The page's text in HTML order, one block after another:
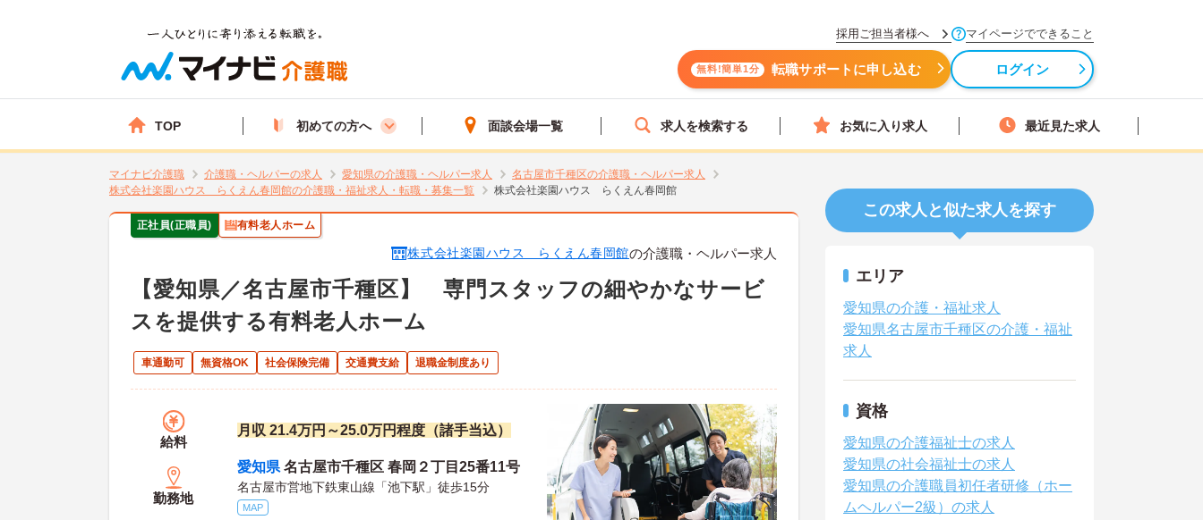
採用ご担当者様へ マイページでできること
無料!簡単1分 転職サポートに申し込む ログイン
TOP 初めての方へ 面談会場一覧 求人を検索する お気に入り求人 最近見た求人
マイナビ介護職 介護職・ヘルパーの求人 愛知県の介護職・ヘルパー求人
名古屋市千種区の介護職・ヘルパー求人
株式会社楽園ハウス らくえん春岡館の介護職・福祉求人・転職・募集一覧
株式会社楽園ハウス らくえん春岡館
正社員(正職員) 有料老人ホーム
株式会社楽園ハウス らくえん春岡館の介護職・ヘルパー求人
【愛知県／名古屋市千種区】 専門スタッフの細やかなサービ
スを提供する有料老人ホーム
車通勤可 無資格OK 社会保険完備 交通費支給 退職金制度あり
給料
月収 21.4万円～25.0万円程度（諸手当込）
勤務地
愛知県 名古屋市千種区 春岡２丁目25番11号
名古屋市営地下鉄東山線「池下駅」徒歩15分
MAP
この求人と似た求人を探す
エリア
愛知県の介護・福祉求人
愛知県名古屋市千種区の介護・福祉
求人
資格
愛知県の介護福祉士の求人
愛知県の社会福祉士の求人
愛知県の介護職員初任者研修（ホー
ムヘルパー2級）の求人